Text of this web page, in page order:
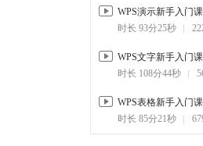
3-13. 手动双面打印文档
数页和偶数页
10万
3-14.
如何不打印文档的
修订
3-15. 如何将文档 打印
WPS演示新手入门课
时长 93分25秒
WPS文字新手入门课
时长 108分44秒
WPS表格新手入门课
时长 85分21秒